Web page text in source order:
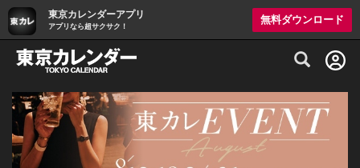
東京カレンダーアプリ
アプリなら超サクサク！
無料ダウンロード
グルメ情報・プレミアムレストラン予約